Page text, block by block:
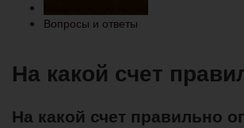
Вопросы и ответы
На какой счет
На какой счет правильно